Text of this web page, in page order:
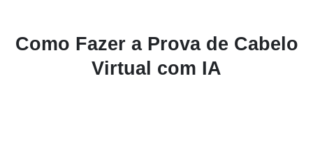
Como Fazer a Prova de Cabelo
Virtual com IA